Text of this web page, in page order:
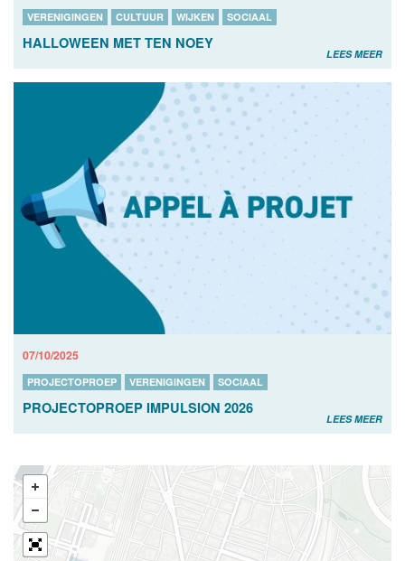
VERENIGINGEN CULTUUR WIJKEN SOCIAAL
HALLOWEEN MET TEN NOEY
LEES MEER
07/10/2025
PROJECTOPROEP VERENIGINGEN SOCIAAL
PROJECTOPROEP IMPULSION 2026
LEES MEER